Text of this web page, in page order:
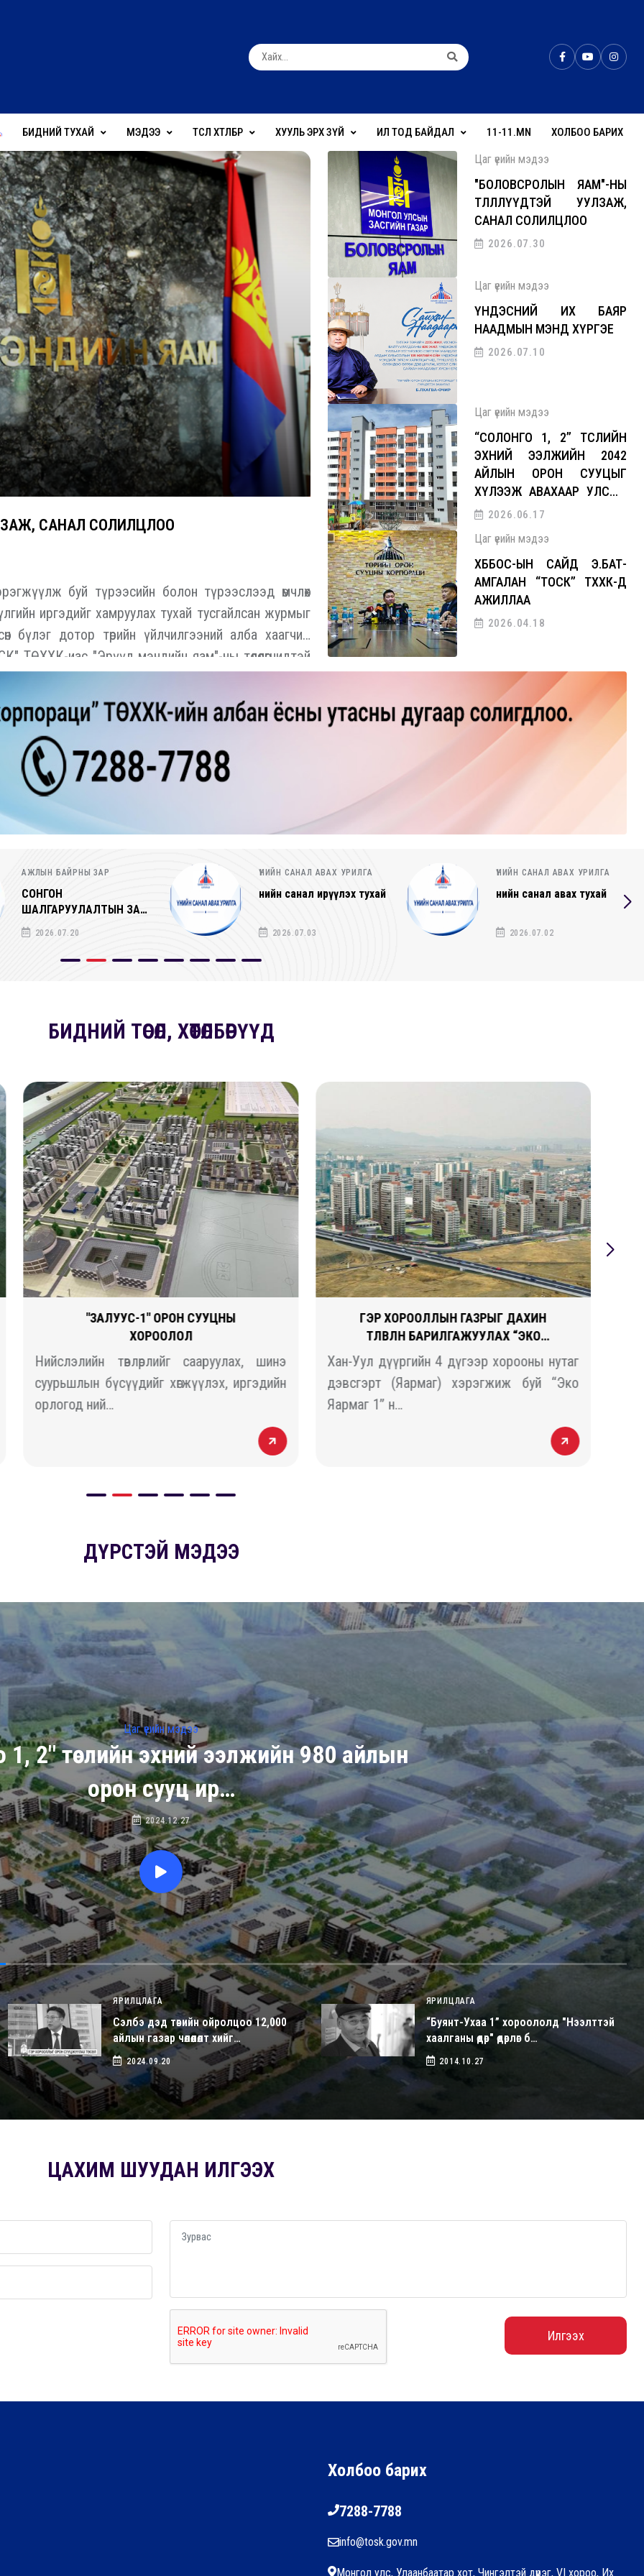
БИДНИЙ ТУХАЙ МЭДЭЭ ТӨСӨЛ ХӨТӨЛБӨР ХУУЛЬ ЭРХ ЗҮЙ ИЛ ТОД БАЙДАЛ 11-11.MN ХОЛБОО БАРИХ
САНАЛ СОЛИЛЦЛОО
буй түрээсийн болон түрээслээд өмчлөх
иргэдийг хамруулах тухай тусгайлсан журмыг
бүлэг дотор төрийн үйлчилгээний алба хаагчид
иас "Эрүүл мэндийн яам"-ны төлөөлөгчидтэй
Цаг үеийн мэдээ
"БОЛОВСРОЛЫН ЯАМ"-НЫ
ТӨЛӨӨЛЛҮҮДТЭЙ УУЛЗАЖ,
САНАЛ СОЛИЛЦЛОО
2026.07.30
Цаг үеийн мэдээ
ҮНДЭСНИЙ ИХ БАЯР
НААДМЫН МЭНД ХҮРГЭЕ
2026.07.10
Цаг үеийн мэдээ
“СОЛОНГО 1, 2” ТӨСЛИЙН
ЭХНИЙ ЭЭЛЖИЙН 2042
АЙЛЫН ОРОН СУУЦЫГ
ХҮЛЭЭЖ АВАХААР УЛСЫН
КОМИСС АЖИЛЛАЛАА
2026.06.17
Цаг үеийн мэдээ
ХББОС-ЫН САЙД Э.БАТ-
АМГАЛАН “ТОСК” ТӨХХК-Д
АЖИЛЛАА
2026.04.18
ҮНИЙН САНАЛ АВАХ УРИЛГА
Үнийн санал ирүүлэх тухай
2026.07.03
ҮНИЙН САНАЛ АВАХ УРИЛГА
Үнийн санал авах тухай
2026.07.02
ҮНИЙН САНАЛ АВАХ УРИЛГА
Үнийн санал ирүүлэх тухай
2026.06.25
БИДНИЙ ТӨСӨЛ, ХӨТӨЛБӨРҮҮД
"ЗАЛУУС-1" ОРОН СУУЦНЫ
ХОРООЛОЛ
Нийслэлийн төвлөрлийг сааруулах, шинэ
суурьшлын бүсүүдийг хөгжүүлэх, иргэдийн
орлогод ний…
ГЭР ХОРООЛЛЫН ГАЗРЫГ ДАХИН
ТӨЛӨВЛӨН БАРИЛГАЖУУЛАХ “ЭКО
ЯАРМАГ 1” ТӨСӨЛ
Хан-Уул дүүргийн 4 дүгээр хорооны нутаг
дэвсгэрт (Яармаг) хэрэгжиж буй “Эко
Яармаг 1” н…
ДҮРСТЭЙ МЭДЭЭ
Цаг үеийн мэдээ
1, 2" төслийн эхний ээлжийн 980 айлын
орон сууц ир…
2024.12.27
ЯРИЛЦЛАГА
Сэлбэ дэд төвийн ойролцоо 12,000
айлын газар чөлөөлөлт хийг…
2024.09.20
ЯРИЛЦЛАГА
“Буянт-Ухаа 1” хороололд "Нээлттэй
хаалганы өдөр" өдөрлөг б…
2014.10.27
ЦАХИМ ШУУДАН ИЛГЭЭХ
Илгээх
Холбоо барих
7288-7788
info@tosk.gov.mn
Монгол улс, Улаанбаатар хот, Чингэлтэй дүүрэг, VI хороо, Их